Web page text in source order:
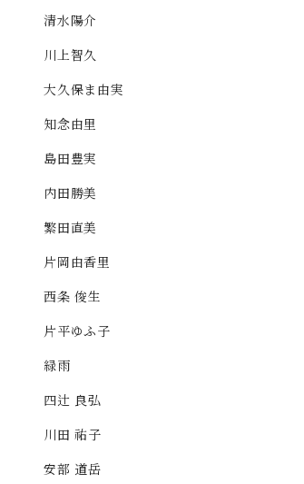
清水陽介
川上智久
大久保ま由実
知念由里
島田豊実
内田勝美
繁田直美
片岡由香里
西条 俊生
片平ゆふ子
緑雨
四辻 良弘
川田 祐子
安部 道岳